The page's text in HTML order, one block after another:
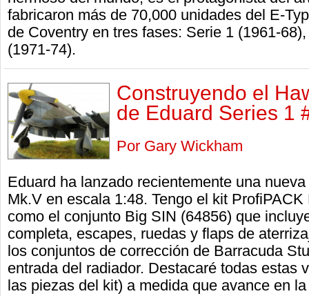
fabricaron más de 70,000 unidades del E-
de Coventry en tres fases: Serie 1 (1961-
(1971-74).
Construyendo el
de Eduard Series 1
Por Gary Wickham
Eduard ha lanzado recientemente una
Mk.V en escala 1:48. Tengo el kit
como el conjunto Big SIN (64856) que
completa, escapes, ruedas y flaps de
los conjuntos de corrección de Barracuda
entrada del radiador. Destacaré todas estas
las piezas del kit) a medida que avance en